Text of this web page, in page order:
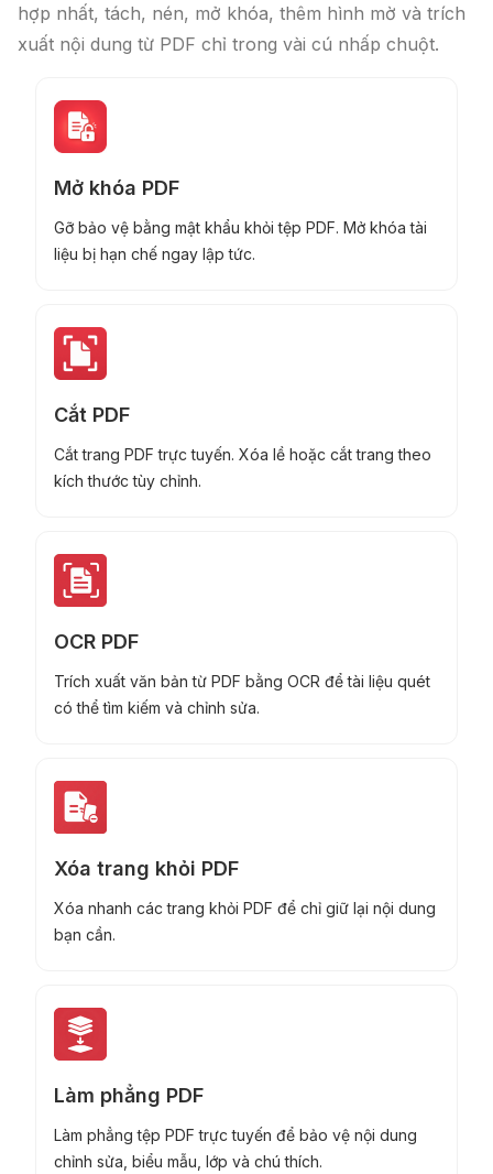
hợp nhất, tách, nén, mở khóa, thêm hình mờ và trích
xuất nội dung từ PDF chỉ trong vài cú nhấp chuột.
Mở khóa PDF
Gỡ bảo vệ bằng mật khẩu khỏi tệp PDF. Mở khóa tài
liệu bị hạn chế ngay lập tức.
Cắt PDF
Cắt trang PDF trực tuyến. Xóa lề hoặc cắt trang theo
kích thước tùy chỉnh.
OCR PDF
Trích xuất văn bản từ PDF bằng OCR để tài liệu quét
có thể tìm kiếm và chỉnh sửa.
Xóa trang khỏi PDF
Xóa nhanh các trang khỏi PDF để chỉ giữ lại nội dung
bạn cần.
Làm phẳng PDF
Làm phẳng tệp PDF trực tuyến để bảo vệ nội dung
chỉnh sửa, biểu mẫu, lớp và chú thích.